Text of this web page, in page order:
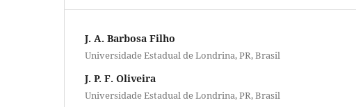
J. A. Barbosa Filho
Universidade Estadual de Londrina, PR, Brasil
J. P. F. Oliveira
Universidade Estadual de Londrina, PR, Brasil